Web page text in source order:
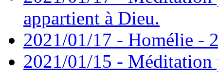
appartient à Dieu.
2021/01/17 - Homélie -
2021/01/15 - Méditation